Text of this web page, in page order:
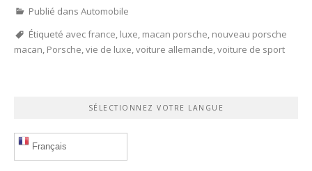
Publié dans Automobile
Étiqueté avecfrance, luxe, macan porsche, nouveau porsche
macan, Porsche,vie de luxe,voiture allemande,voiture de sport
SÉLECTIONNEZ VOTRE LANGUE
Français